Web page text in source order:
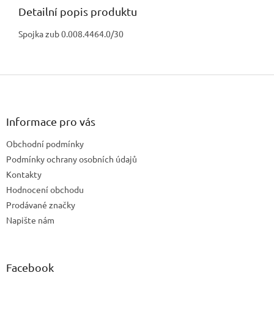
Detailní popis produktu
Spojka zub 0.008.4464.0/30
Z
Informace pro vás
Obchodní podmínky
Podmínky ochrany osobních údajů
Kontakty
Hodnocení obchodu
Prodávané značky
Napište nám
Facebook